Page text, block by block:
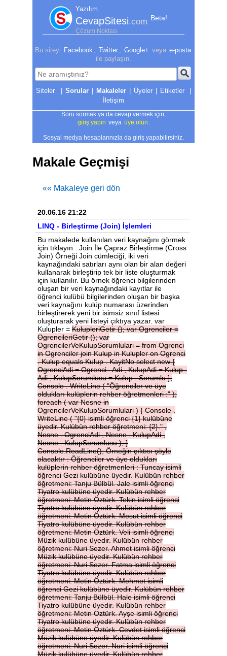
Yazılım.
CevapSitesi.com Beta!
Çözüm Noktası
Bu siteyi Facebook Twitter Google+ veya e-posta
ile paylaşın.
| Sorular | Makaleler | Üyeler | Etiketler
|
İletişim
Soru sormak ya da cevap vermek için;
giriş yapın veya üye olun
Sosyal medya hesaplarınızla da giriş yapabilirsiniz.
Makale Geçmişi
«« Makaleye geri dön
20.06.16 21:22
LINQ - Birleştirme (Join) İşlemleri
Bu makalede kullanılan veri kaynağını görmek
için tıklayın . Join İle Çapraz Birleştirme (Cross
Join) Örneği Join cümleciği, iki veri
kaynağındaki satırları aynı olan bir alan değeri
kullanarak birleştirip tek bir liste oluşturmak
için kullanılır. Bu örnek öğrenci bilgilerinden
oluşan bir veri kaynağındaki kayıtlar ile
öğrenci kulübü bilgilerinden oluşan bir başka
veri kaynağını kulüp numarası üzerinden
birleştirerek yeni bir isimsiz sınıf listesi
oluşturarak yeni listeyi çıktıya yazar. var
Kulupler = KulupleriGetir();varOgrenciler=
OgrencileriGetir();var
OgrencilerVeKulupSorumlulari=fromOgrenci
inOgrencilerjoinKulupinKulupleronOgrenci
.KulupequalsKulup.KayitNoselectnew{
OgrenciAdi=Ogrenci.Adi,KulupAdi=Kulup.
Adi,KulupSorumlusu=Kulup.Sorumlu};
Console.WriteLine("Öğrencilerveüye
olduklarıkulüplerinrehberöğretmenleri:");
foreach(varNesnein
OgrencilerVeKulupSorumlulari){Console.
WriteLine("{0}isimliöğrenci{1}kulübüne
üyedir.Kulübünrehberöğretmeni:{2}.",
Nesne.OgrenciAdi,Nesne.KulupAdi,
Nesne.KulupSorumlusu);}
Console.ReadLine();Örneğinçıktısışöyle
olacaktır:Öğrencilerveüyeoldukları
kulüplerinrehberöğretmenleri:Tuncayisimli
öğrenciGezikulübüneüyedir.Kulübünrehber
öğretmeni:TanjuBülbül.Jaleisimliöğrenci
Tiyatrokulübüneüyedir.Kulübünrehber
öğretmeni:MetinÖztürk.Tekinisimliöğrenci
Tiyatrokulübüneüyedir.Kulübünrehber
öğretmeni:MetinÖztürk.Mesutisimliöğrenci
Tiyatrokulübüneüyedir.Kulübünrehber
öğretmeni:MetinÖztürk.Veliisimliöğrenci
Müzikkulübüneüyedir.Kulübünrehber
öğretmeni:NuriSezer.Ahmetisimliöğrenci
Müzikkulübüneüyedir.Kulübünrehber
öğretmeni:NuriSezer.Fatmaisimliöğrenci
Tiyatrokulübüneüyedir.Kulübünrehber
öğretmeni:MetinÖztürk.Mehmetisimli
öğrenciGezikulübüneüyedir.Kulübünrehber
öğretmeni:TanjuBülbül.Haleisimliöğrenci
Tiyatrokulübüneüyedir.Kulübünrehber
öğretmeni:MetinÖztürk.Ayşeisimliöğrenci
Tiyatrokulübüneüyedir.Kulübünrehber
öğretmeni:MetinÖztürk.Cevdetisimliöğrenci
Müzikkulübüneüyedir.Kulübünrehber
öğretmeni:NuriSezer.Nuriisimliöğrenci
Müzikkulübüneüyedir.Kulübünrehber